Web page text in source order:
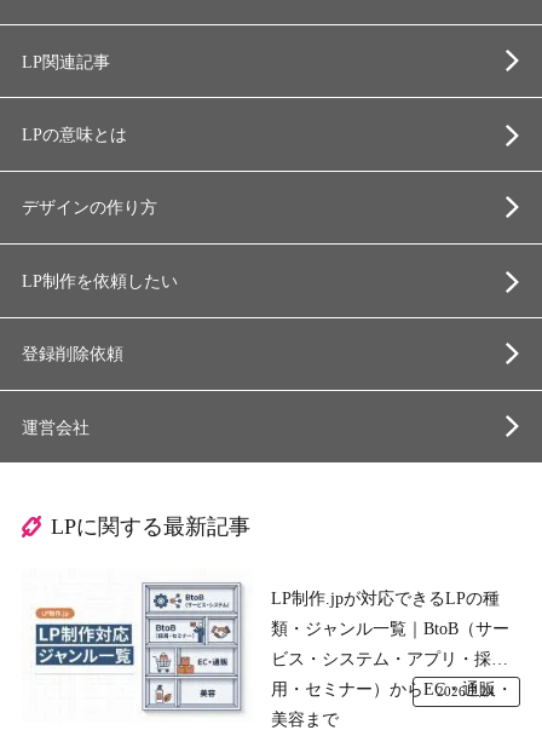
LP関連記事
LPの意味とは
デザインの作り方
LP制作を依頼したい
登録削除依頼
運営会社
LPに関する最新記事
LP制作.jpが対応できるLPの種
類・ジャンル一覧｜BtoB（サー
ビス・システム・アプリ・採
用・セミナー）からEC・通販・
美容まで
2026.7.24